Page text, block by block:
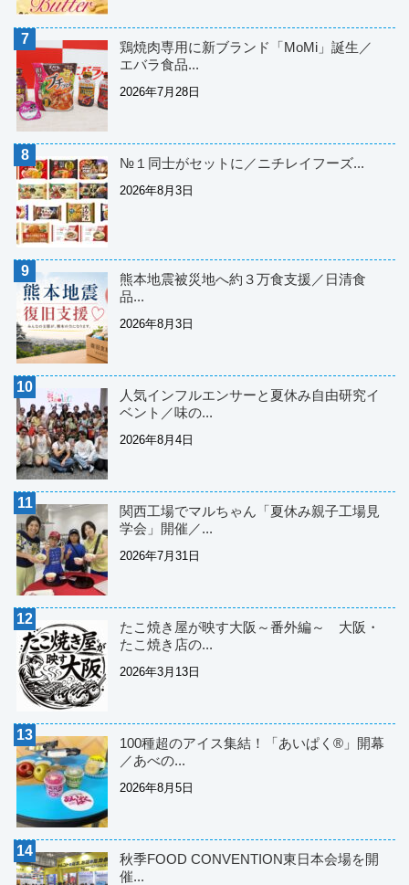
鶏焼肉専用に新ブランド「MoMi」誕生／
エバラ食品...
2026年7月28日
№１同士がセットに／ニチレイフーズ...
2026年8月3日
熊本地震被災地へ約３万食支援／日清食
品...
2026年8月3日
人気インフルエンサーと夏休み自由研究イ
ベント／味の...
2026年8月4日
関西工場でマルちゃん「夏休み親子工場見
学会」開催／...
2026年7月31日
たこ焼き屋が映す大阪～番外編～ 大阪・
たこ焼き店の...
2026年3月13日
100種超のアイス集結！「あいぱく®」開幕
／あべの...
2026年8月5日
秋季FOOD CONVENTION東日本会場を開
催...